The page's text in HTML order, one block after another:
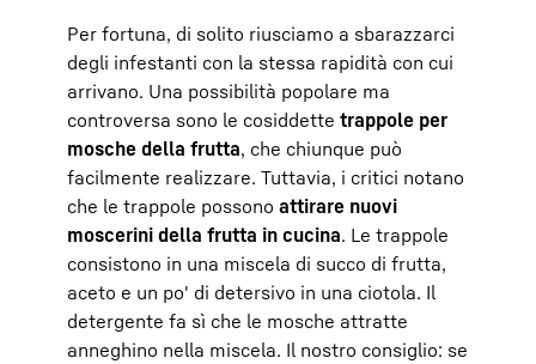
Per fortuna, di solito riusciamo a sbarazzarci
degli infestanti con la stessa rapidità con cui
arrivano. Una possibilità popolare ma
controversa sono le cosiddette trappole per
mosche della frutta, che chiunque può
facilmente realizzare. Tuttavia, i critici notano
che le trappole possono attirare nuovi
moscerini della frutta in cucina. Le trappole
consistono in una miscela di succo di frutta,
aceto e un po' di detersivo in una ciotola. Il
detergente fa sì che le mosche attratte
anneghino nella miscela. Il nostro consiglio: se